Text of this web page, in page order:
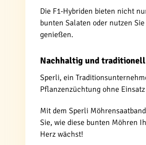
Die F1-Hybriden bieten nicht
bunten Salaten oder nutzen
genießen.
Nachhaltig und traditionell
Sperli, ein
Pflanzenzüchtung ohne
Mit dem Sperli
Sie, wie diese bunten Möhren
Herz wächst!